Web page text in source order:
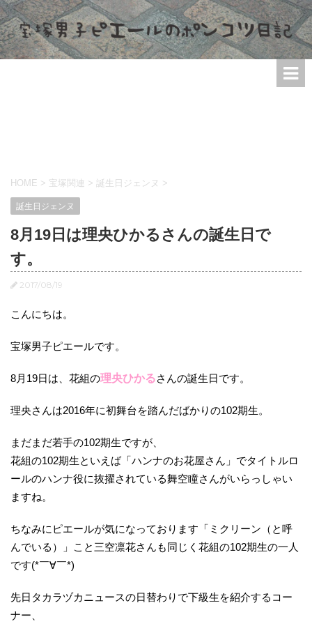
HOME > 宝塚関連 > 誕生日ジェンヌ >
誕生日ジェンヌ
8月19日は理央ひかるさんの誕生日で
す。
2017/08/19
こんにちは。
宝塚男子ピエールです。
8月19日は、花組の理央ひかるさんの誕生日です。
理央さんは2016年に初舞台を踏んだばかりの102期生。
まだまだ若手の102期生ですが、
花組の102期生といえば「ハンナのお花屋さん」でタイトルロ
ールのハンナ役に抜擢されている舞空瞳さんがいらっしゃい
ますね。
ちなみにピエールが気になっております「ミクリーン（と呼
んでいる）」こと三空凛花さんも同じく花組の102期生の一人
です(*￣∀￣*)
先日タカラヅカニュースの日替わりで下級生を紹介するコー
ナー、